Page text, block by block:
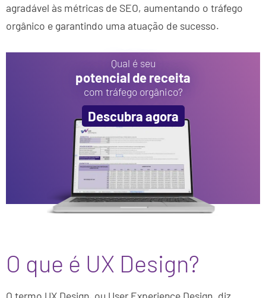
agradável às métricas de SEO, aumentando o tráfego
orgânico e garantindo uma atuação de sucesso.
Qual é seu
potencial de receita
com tráfego orgânico?
Descubra agora
O que é UX Design?